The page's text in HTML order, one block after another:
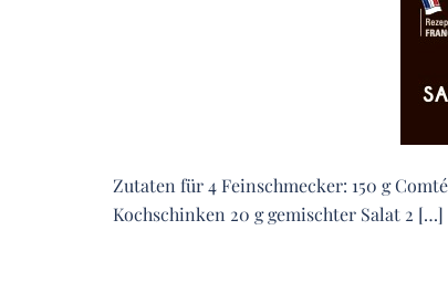
Zutaten für 4 Feinschmecker: 150 g
Kochschinken 20 g gemischter Salat 2 […]